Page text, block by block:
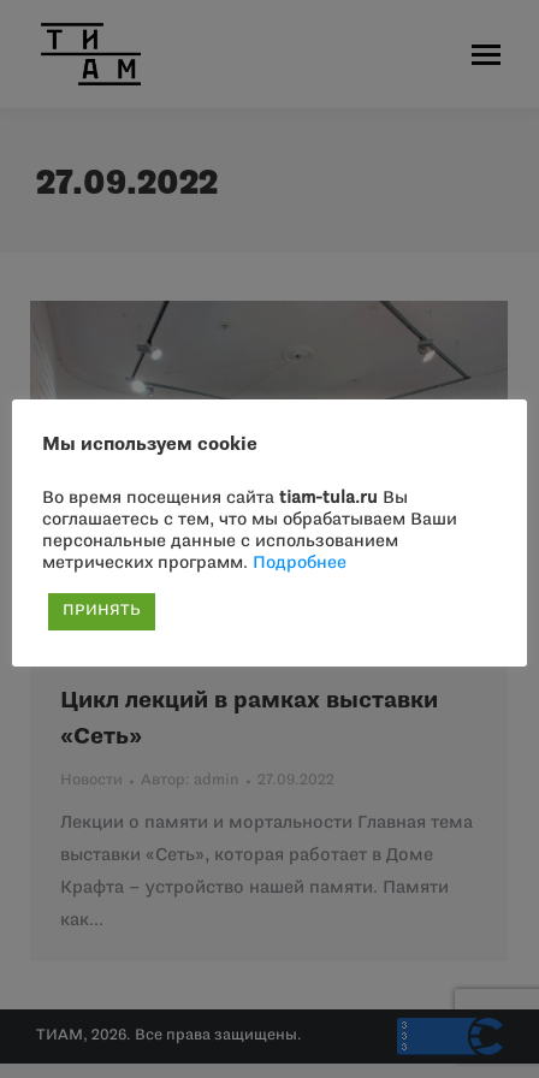
27.09.2022
Цикл лекций в рамках выставки
«Сеть»
Новости Автор: admin 27.09.2022
Лекции о памяти и мортальности Главная тема
выставки «Сеть», которая работает в Доме
Крафта – устройство нашей памяти. Памяти
как…
ТИАМ, 2026. Все права защищены.
Мы используем cookie
Во время посещения сайта tiam-tula.ru Вы
соглашаетесь с тем, что мы обрабатываем Ваши
персональные данные с использованием
метрических программ.
Подробнее
ПРИНЯТЬ